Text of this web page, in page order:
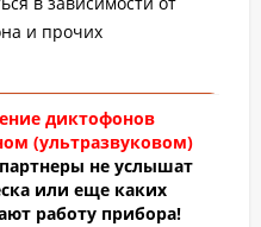
и прочих
диктофонов
(ультразвуковом)
не услышат
или еще каких
работу прибора!